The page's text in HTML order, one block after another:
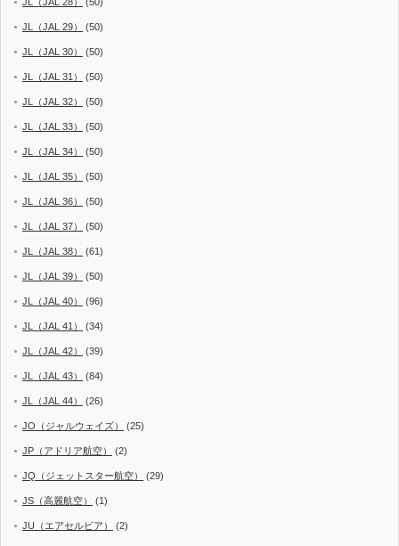
JL（JAL 29） (50)
JL（JAL 30） (50)
JL（JAL 31） (50)
JL（JAL 32） (50)
JL（JAL 33） (50)
JL（JAL 34） (50)
JL（JAL 35） (50)
JL（JAL 36） (50)
JL（JAL 37） (50)
JL（JAL 38） (61)
JL（JAL 39） (50)
JL（JAL 40） (96)
JL（JAL 41） (34)
JL（JAL 42） (39)
JL（JAL 43） (84)
JL（JAL 44） (26)
JO（ジャルウェイズ） (25)
JP（アドリア航空） (2)
JQ（ジェットスター航空） (29)
JS（高麗航空） (1)
JU（エアセルビア） (2)